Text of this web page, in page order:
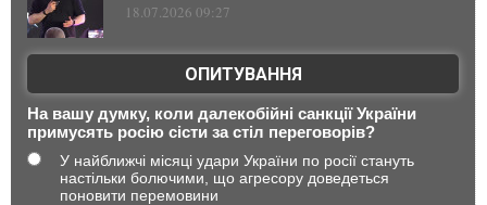
18.07.2026 09:27
ОПИТУВАННЯ
На вашу думку, коли далекобійні санкції України
примусять росію сісти за стіл переговорів?
У найближчі місяці удари України по росії стануть
настільки болючими, що агресору доведеться
поновити перемовини